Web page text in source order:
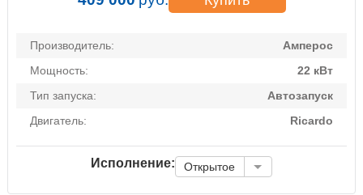
Производитель:
Амперос
Мощность:
22 кВт
Тип запуска:
Автозапуск
Двигатель:
Ricardo
Исполнение: Открытое